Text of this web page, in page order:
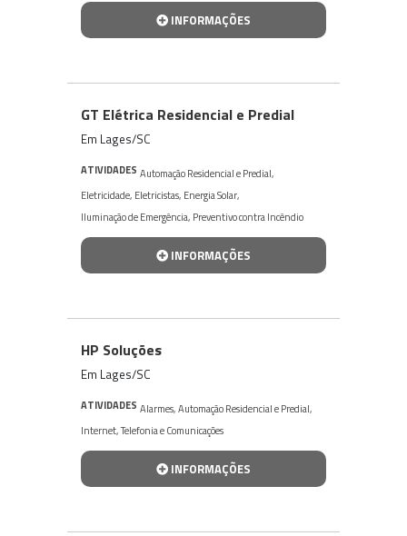
INFORMAÇÕES
GT Elétrica Residencial e Predial
Em Lages/SC
ATIVIDADES Automação Residencial e Predial,
Eletricidade, Eletricistas, Energia Solar,
Iluminação de Emergência, Preventivo contra Incêndio
INFORMAÇÕES
HP Soluções
Em Lages/SC
ATIVIDADES Alarmes,Automação Residencial e Predial,
Internet,Telefonia e Comunicações
INFORMAÇÕES